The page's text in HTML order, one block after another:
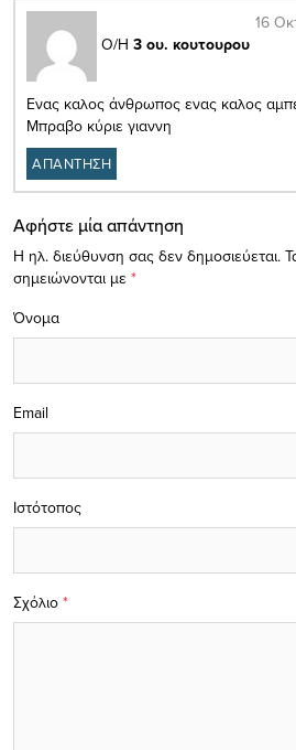
Ο/Η 3 ου. κουτουρου
16
Ενας καλος άνθρωπος ενας καλος
Μπραβο κύριε γιαννη
ΑΠΑΝΤΗΣΗ
Αφήστε μία απάντηση
Η ηλ. διεύθυνση σας δεν δημοσιεύεται.
σημειώνονται με *
Σχόλιο *
Όνομα
Email
Ιστότοπος